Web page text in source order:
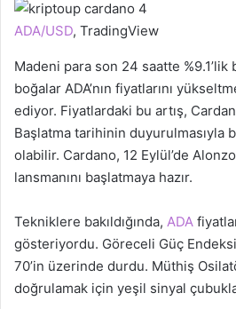
ADA/USD, TradingView
Madeni para son 24 saatte
boğalar ADA’nın fiyatlarını
ediyor. Fiyatlardaki bu artış,
Başlatma tarihinin duyurulmasıyla
olabilir. Cardano, 12 Eylül’de
lansmanını başlatmaya hazır.
Tekniklere bakıldığında, ADA
gösteriyordu. Göreceli Güç Endeksi
70’in üzerinde durdu. Müthiş
doğrulamak için yeşil sinyal